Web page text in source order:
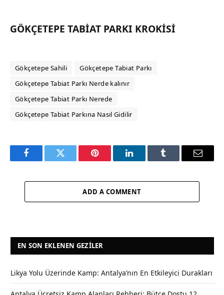
GÖKÇETEPE TABIAT PARKI KROKISI
Gökçetepe Sahili
Gökçetepe Tabiat Parkı
Gökçetepe Tabiat Parkı Nerde kalınır
Gökçetepe Tabiat Parkı Nerede
Gökçetepe Tabiat Parkına Nasıl Gidilir
FacebookTwitter Pinterest LinkedInTumblr Email
ADD A COMMENT
EN SON EKLENEN GEZILER
Likya Yolu Üzerinde Kamp: Antalya’nın En Etkileyici Durakları